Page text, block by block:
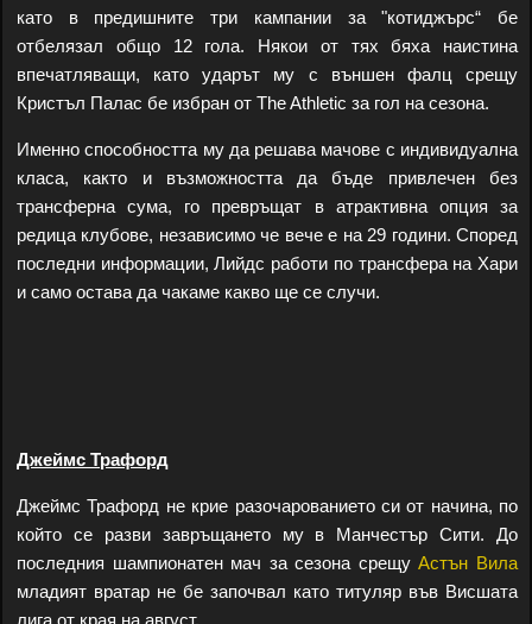
като в предишните три кампании за "котиджърс“ бе
отбелязал общо 12 гола. Някои от тях бяха наистина
впечатляващи, като ударът му с външен фалц срещу
Кристъл Палас бе избран от The Athletic за гол на сезона.
Именно способността му да решава мачове с индивидуална
класа, както и възможността да бъде привлечен без
трансферна сума, го превръщат в атрактивна опция за
редица клубове, независимо че вече е на 29 години. Според
последни информации, Лийдс работи по трансфера на Хари
и само остава да чакаме какво ще се случи.
Джеймс Трафорд
Джеймс Трафорд не крие разочарованието си от начина, по
който се разви завръщането му в Манчестър Сити. До
последния шампионатен мач за сезона срещуАстън Вила
младият вратар не бе започвал като титуляр във Висшата
лига от края на август.